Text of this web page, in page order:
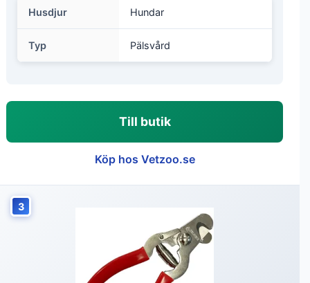
Husdjur Hundar
Typ Pälsvård
Till butik
Köp hos Vetzoo.se
3